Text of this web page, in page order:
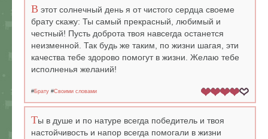
В этот солнечный день я от чистого сердца своемe
брату скажу: Ты самый прекрасный, любимый и
честный! Пусть доброта твоя навсегда останется
неизменной. Так будь же таким, по жизни шагая, эти
качества тебе здорово помогут в жизни. Желаю тебе
исполненья желаний!
#Брату #Своими словами
Ты в душе и по натуре всегда победитель и твоя
настойчивость и напор всегда помогали в жизни